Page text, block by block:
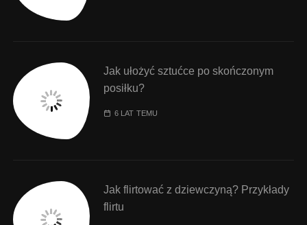
Jak ułożyć sztućce po skończonym
posiłku?
6 LAT TEMU
Jak flirtować z dziewczyną? Przykłady
flirtu